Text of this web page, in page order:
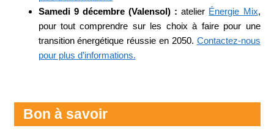
Samedi 9 décembre (Valensol) : atelier Énergie Mix,
pour tout comprendre sur les choix à faire pour une
transition énergétique réussie en 2050. Contactez-nous
pour plus d’informations.
Bon à savoir